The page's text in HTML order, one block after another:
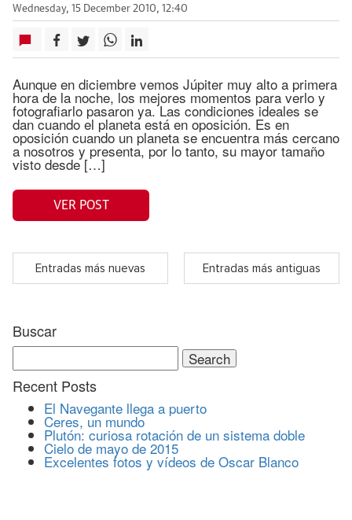
Wednesday, 15 December 2010, 12:40
Aunque en diciembre vemos Júpiter muy alto a primera
hora de la noche, los mejores momentos para verlo y
fotografiarlo pasaron ya. Las condiciones ideales se
dan cuando el planeta está en oposición. Es en
oposición cuando un planeta se encuentra más cercano
a nosotros y presenta, por lo tanto, su mayor tamaño
visto desde […]
VER POST
Entradas más nuevas Entradas más antiguas
Buscar
Search
for:
Recent Posts
El Navegante llega a puerto
Ceres, un mundo
Plutón: curiosa rotación de un sistema doble
Cielo de mayo de 2015
Excelentes fotos y vídeos de Oscar Blanco